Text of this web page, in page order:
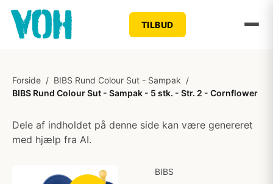
TILBUD
Forside / BIBS Rund Colour Sut - Sampak /
BIBS Rund Colour Sut - Sampak - 5 stk. - Str. 2 - Cornflower
Dele af indholdet på denne side kan være genereret
med hjælp fra AI.
BIBS